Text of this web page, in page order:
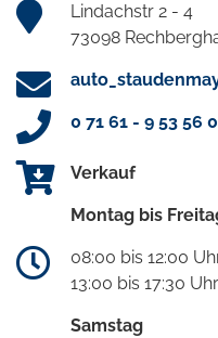
Lindachstr 2 - 4
73098
0 71 61 - 9 53 56 0
Verkauf
Montag bis
08:00 bis 12:00
13:00 bis 17:30 Uhr
Samstag